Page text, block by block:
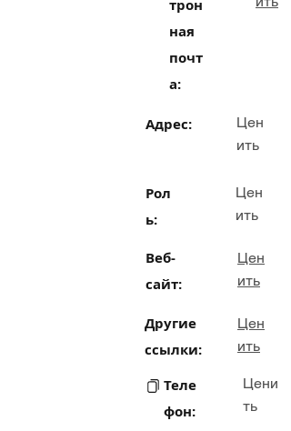
трон
ная
почт
а:
Адрес:
Цен
ить
Рол
ь:
Цен
ить
Веб-
сайт:
Цен
ить
Другие
ссылки:
Цен
ить
Теле
фон:
Цени
ть